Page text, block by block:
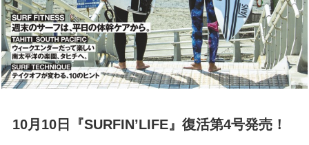
10月10日『SURFIN’LIFE』復活第4号発売！
ウェストジャパン
イベント・リリース